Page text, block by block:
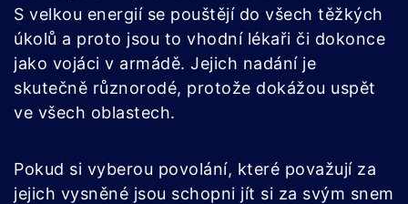
S velkou energií se pouštějí do všech těžkých
úkolů a proto jsou to vhodní lékaři či dokonce
jako vojáci v armádě. Jejich nadání je
skutečně různorodé, protože dokážou uspět
ve všech oblastech.
Pokud si vyberou povolání, které považují za
jejich vysněné jsou schopni jít si za svým snem